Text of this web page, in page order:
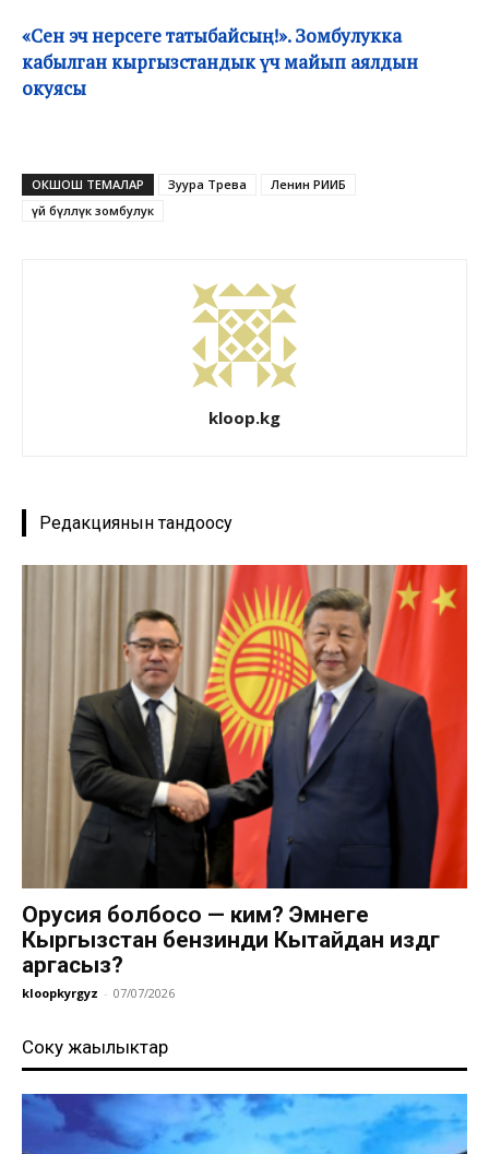
«Сен эч нерсеге татыбайсың!». Зомбулукка
кабылган кыргызстандык үч майып аялдын
окуясы
ОКШОШ ТЕМАЛАР Зуура Төрөева
Ленин РИИБ
үй бүлөлүк зомбулук
kloop.kg
Редакциянын тандоосу
Орусия болбосо — ким? Эмнеге
Кыргызстан бензинди Кытайдан издөөгө
аргасыз?
kloopkyrgyz - 07/07/2026
Соңку жаңылыктар